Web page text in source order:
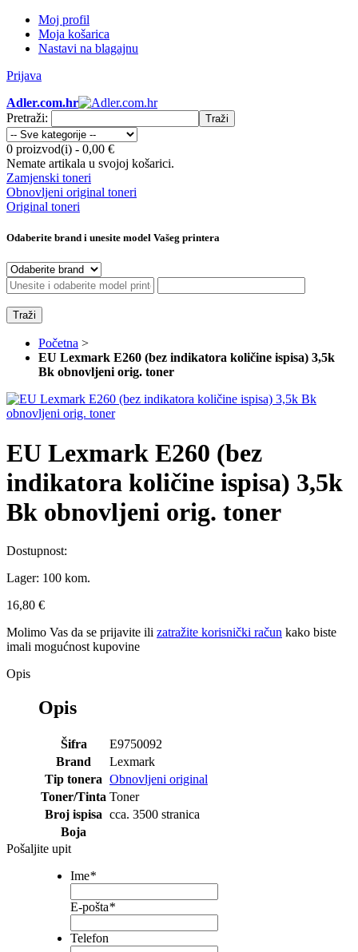
Moj profil
Moja košarica
Nastavi na blagajnu
Prijava
Adler.com.hr
Pretraži:
Traži
0 proizvod(i) - 0,00 €
Nemate artikala u svojoj košarici.
Zamjenski toneri
Obnovljeni original toneri
Original toneri
Odaberite brand i unesite model Vašeg printera
Traži
Početna >
EU Lexmark E260 (bez indikatora količine ispisa) 3,5k
Bk obnovljeni orig. toner
EU Lexmark E260 (bez
indikatora količine ispisa) 3,5k
Bk obnovljeni orig. toner
Dostupnost:
Lager: 100 kom.
16,80 €
Molimo Vas da se prijavite ili zatražite korisnički račun kako biste
imali mogućnost kupovine
Opis
Opis
Šifra
E9750092
Brand
Lexmark
Tip tonera Obnovljeni original
Toner/Tinta Toner
Broj ispisa cca. 3500 stranica
Boja
Pošaljite upit
Ime*
E-pošta*
Telefon